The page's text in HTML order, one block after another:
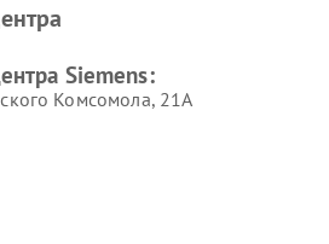
Siemens
Siemens
Siemens:
Комсомола, 21А